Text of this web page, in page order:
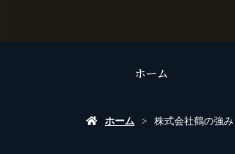
ホーム
ホーム 株式会社鶴の強み